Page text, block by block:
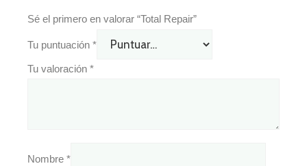
Sé el primero en valorar “Total Repair”
Tu puntuación *
Tu valoración *
Nombre *